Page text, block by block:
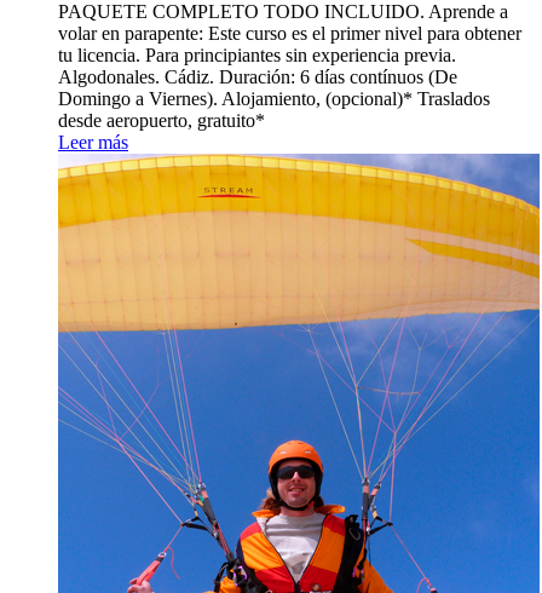
PAQUETE COMPLETO TODO INCLUIDO. Aprende a
volar en parapente: Este curso es el primer nivel para obtener
tu licencia. Para principiantes sin experiencia previa.
Algodonales. Cádiz. Duración: 6 días contínuos (De
Domingo a Viernes). Alojamiento, (opcional)* Traslados
desde aeropuerto, gratuito*
Leer más